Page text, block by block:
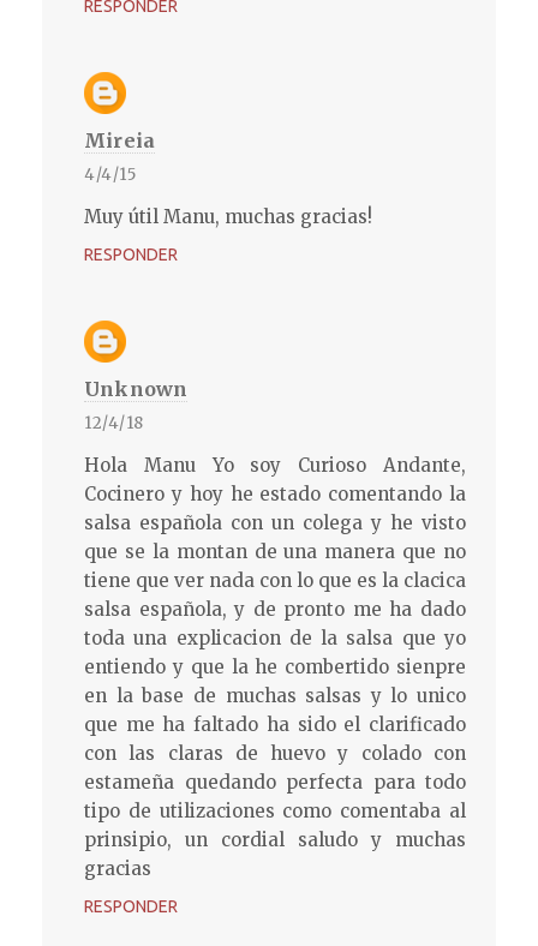
RESPONDER
Mireia
4/4/15
Muy útil Manu, muchas gracias!
RESPONDER
Unknown
12/4/18
Hola Manu Yo soy Curioso Andante,
Cocinero y hoy he estado comentando la
salsa española con un colega y he visto
que se la montan de una manera que no
tiene que ver nada con lo que es la clacica
salsa española, y de pronto me ha dado
toda una explicacion de la salsa que yo
entiendo y que la he combertido sienpre
en la base de muchas salsas y lo unico
que me ha faltado ha sido el clarificado
con las claras de huevo y colado con
estameña quedando perfecta para todo
tipo de utilizaciones como comentaba al
prinsipio, un cordial saludo y muchas
gracias
RESPONDER